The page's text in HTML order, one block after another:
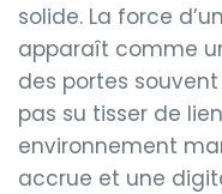
solide. La force
apparaît comme
des portes
pas su tisser de
environnement
accrue et une